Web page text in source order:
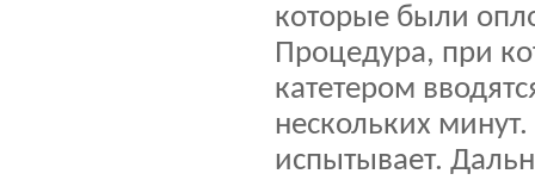
которые были
Процедура, при
катетером
нескольких
испытывает.